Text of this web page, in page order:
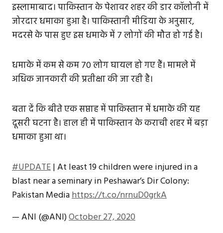
इस्लामाबाद। पाकिस्तान के पेशावर शहर की डार कॉलोनी में
जोरदार धमाका हुआ है। पाकिस्तानी मीडिया के अनुसार,
मदरसे के पास हुए इस धमाके में 7 लोगों की मौत हो गई है।
धमाके में कम से कम 70 लोग घायल हो गए हैं। मामले में
अधिक जानकारी की प्रतीक्षा की जा रही है।
बता दें कि बीते एक सप्ताह में पाकिस्तान में धमाके की यह
दूसरी घटना है। हाल ही में पाकिस्तान के कराची शहर में बड़ा
धमाका हुआ था।
#UPDATE| At least 19 children were injured in a
blast near a seminary in Peshawar’s Dir Colony:
Pakistan Mediahttps://t.co/nrnuD0grkA
— ANI (@ANI)October 27, 2020